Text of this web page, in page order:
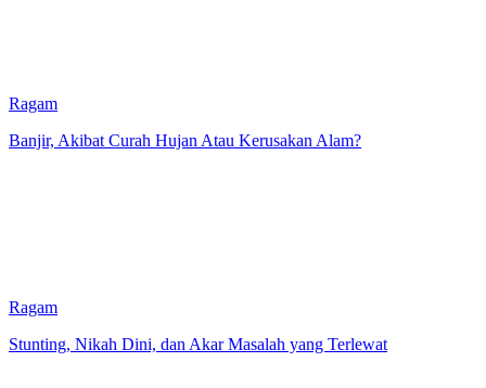
Ragam
Banjir, Akibat Curah Hujan Atau Kerusakan Alam?
Ragam
Stunting, Nikah Dini, dan Akar Masalah yang Terlewat